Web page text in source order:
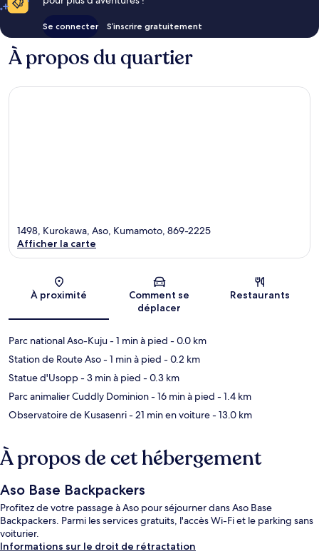
Se connecter S’inscrire gratuitement
À propos du quartier
Carte
1498, Kurokawa, Aso, Kumamoto, 869-2225
Afficher la carte
À proximité
Comment se
déplacer
Restaurants
Parc national Aso-Kuju- 1 min à pied - 0.0 km
Station de Route Aso- 1 min à pied - 0.2 km
Statue d'Usopp- 3 min à pied - 0.3 km
Parc animalier Cuddly Dominion- 16 min à pied - 1.4 km
Observatoire de Kusasenri- 21 min en voiture- 13.0 km
À propos de cet hébergement
Aso Base Backpackers
Profitez de votre passage à Aso pour séjourner dans Aso Base
Backpackers. Parmi les services gratuits, l'accès Wi-Fi et le parking sans
voiturier.
Informations sur le droit de rétractation